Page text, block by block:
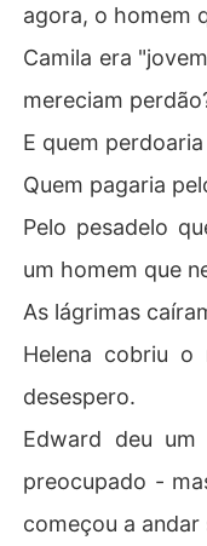
agora, o homem
Camila era
mereciam
E quem perdoaria
Quem pagaria
Pelo pesadelo
um homem que
As lágrimas
Helena cobriu
desespero.
Edward deu
preocupado -
começou a